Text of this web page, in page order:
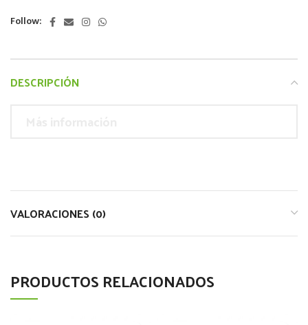
Follow:
DESCRIPCIÓN
VALORACIONES (0)
PRODUCTOS RELACIONADOS